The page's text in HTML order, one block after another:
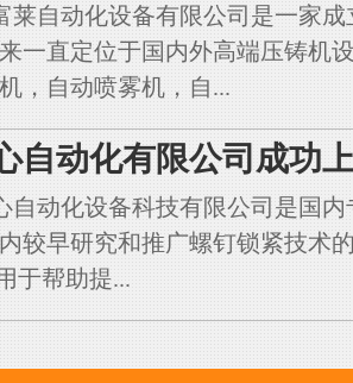
莱自动化设备有限公司是一家
一直定位于国内外高端压铸机
，自动喷雾机，自...
自动化有限公司成功
自动化设备科技有限公司是国
较早研究和推广螺钉锁紧技术
于帮助提...